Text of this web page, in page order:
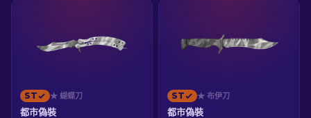
ST ★ 蝴蝶刀
都市偽裝
ST ★ 布伊刀
都市偽裝